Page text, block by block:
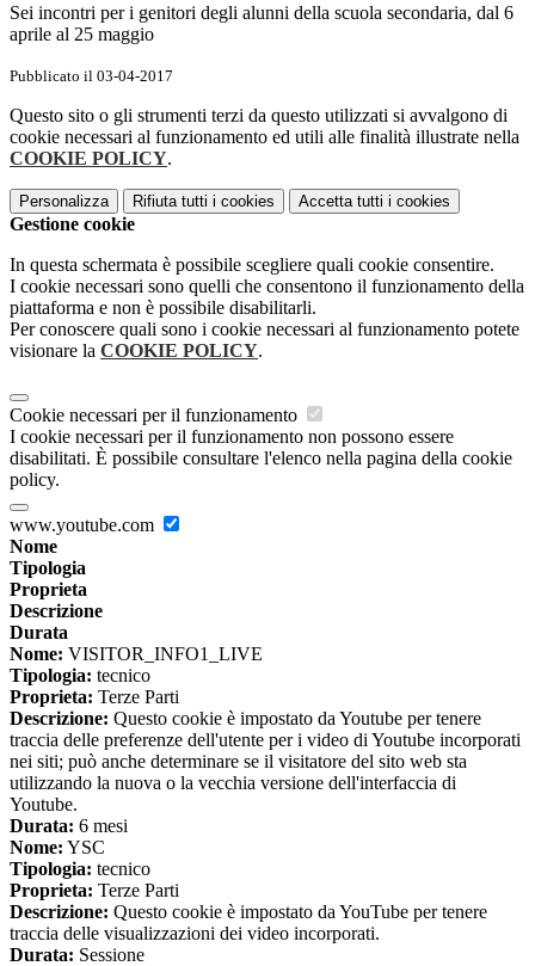
Sei incontri per i genitori degli alunni della scuola secondaria, dal 6
aprile al 25 maggio
Pubblicato il 03-04-2017
Questo sito o gli strumenti terzi da questo utilizzati si avvalgono di
cookie necessari al funzionamento ed utili alle finalità illustrate nella
COOKIE POLICY.
Personalizza Rifiuta tutti i cookies Accetta tutti i cookies
Gestione cookie
In questa schermata è possibile scegliere quali cookie consentire.
I cookie necessari sono quelli che consentono il funzionamento della
piattaforma e non è possibile disabilitarli.
Per conoscere quali sono i cookie necessari al funzionamento potete
visionare la COOKIE POLICY.
Cookie necessari per il funzionamento
I cookie necessari per il funzionamento non possono essere
disabilitati. È possibile consultare l'elenco nella pagina della cookie
policy.
www.youtube.com
Nome
Tipologia
Proprieta
Descrizione
Durata
Nome: VISITOR_INFO1_LIVE
Tipologia: tecnico
Proprieta: Terze Parti
Descrizione: Questo cookie è impostato da Youtube per tenere
traccia delle preferenze dell'utente per i video di Youtube incorporati
nei siti; può anche determinare se il visitatore del sito web sta
utilizzando la nuova o la vecchia versione dell'interfaccia di
Youtube.
Durata: 6 mesi
Nome: YSC
Tipologia: tecnico
Proprieta: Terze Parti
Descrizione: Questo cookie è impostato da YouTube per tenere
traccia delle visualizzazioni dei video incorporati.
Durata: Sessione